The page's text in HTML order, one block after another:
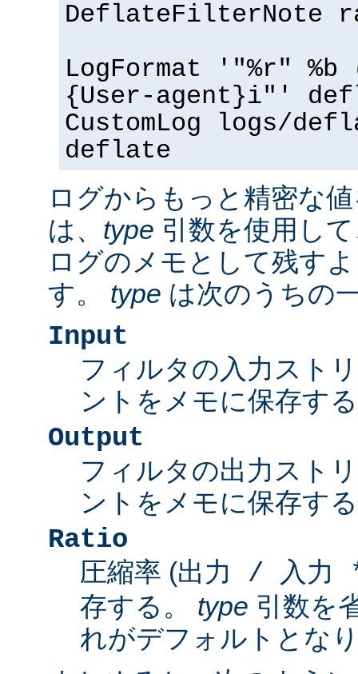
DeflateFilterNote
LogFormat '"%r"
{User-agent}i"'
CustomLog logs/
deflate
ログからもっと精密な
は、 type 引数を使用し
ログのメモとして残す
す。 type は次のうちの
Input
フィルタの入力スト
ントをメモに保存す
Output
フィルタの出力スト
ントをメモに保存す
Ratio
圧縮率 (出力 / 入力
存する。 type 引数を
れがデフォルトとな